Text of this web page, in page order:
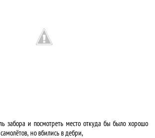
забора и посмотреть место откуда бы было хорошо
но вбились в дебри,